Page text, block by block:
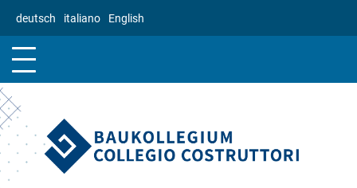
zum
deutsch italiano English